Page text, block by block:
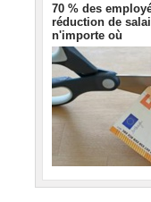
70 % des
réduction de
n'importe où